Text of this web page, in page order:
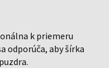
k priemeru
odporúča, aby šírka